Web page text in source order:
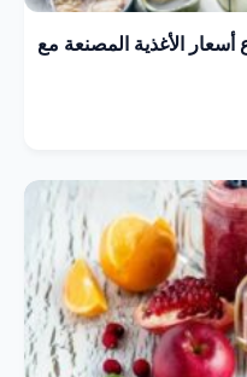
أسعار الأغذية المصنعة مع